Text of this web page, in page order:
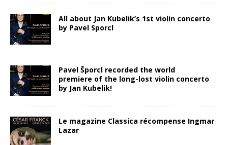
All about Jan Kubelik’s 1st violin concerto
by Pavel Sporcl
Pavel Šporcl recorded the world
premiere of the long-lost violin concerto
by Jan Kubelik!
Le magazine Classica récompense Ingmar
Lazar